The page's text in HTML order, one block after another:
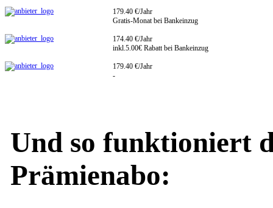
179.40 €/Jahr
Gratis-Monat bei Bankeinzug
174.40 €/Jahr
inkl.5.00€ Rabatt bei Bankeinzug
179.40 €/Jahr
-
Und so funktioniert
Prämienabo: